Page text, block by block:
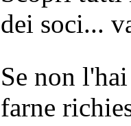
dei soci...
Se non
farne